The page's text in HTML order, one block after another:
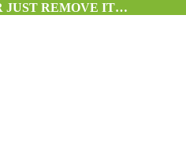
JUST REMOVE IT…